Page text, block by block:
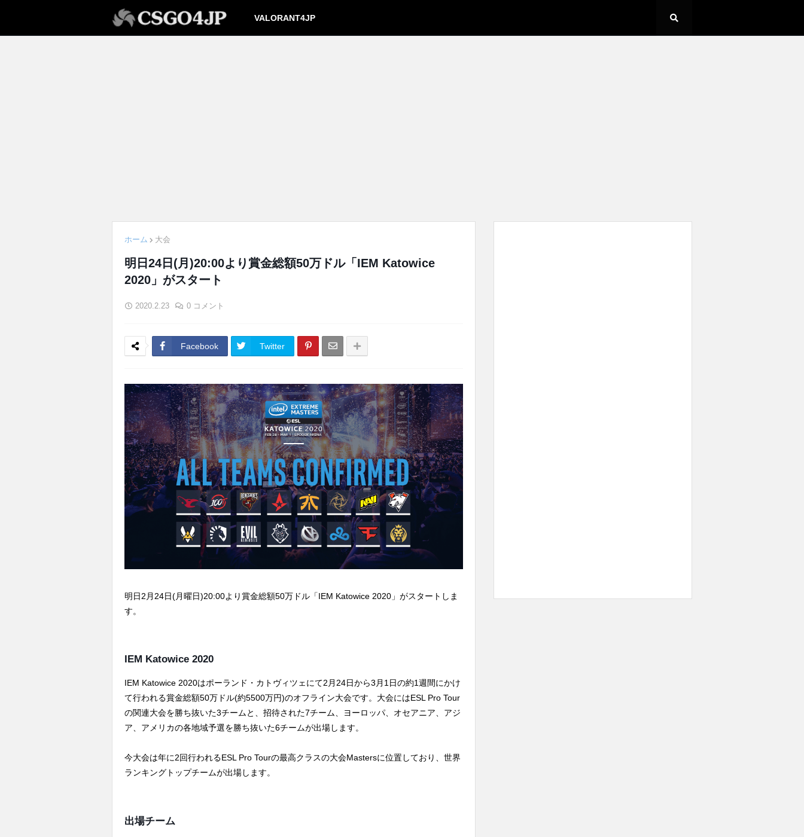
VALORANT4JP
ホーム 大会
明日24日(月)20:00より賞金総額50万ドル「IEM Katowice
2020」がスタート
2020.2.23 0 コメント
Facebook Twitter
明日2月24日(月曜日)20:00より賞金総額50万ドル「IEM Katowice 2020」がスタートしま
す。
IEM Katowice 2020
IEM Katowice 2020はポーランド・カトヴィツェにて2月24日から3月1日の約1週間にかけ
て行われる賞金総額50万ドル(約5500万円)のオフライン大会です。大会にはESL Pro Tour
の関連大会を勝ち抜いた3チームと、招待された7チーム、ヨーロッパ、オセアニア、アジ
ア、アメリカの各地域予選を勝ち抜いた6チームが出場します。
今大会は年に2回行われるESL Pro Tourの最高クラスの大会Mastersに位置しており、世界
ランキングトップチームが出場します。
出場チーム